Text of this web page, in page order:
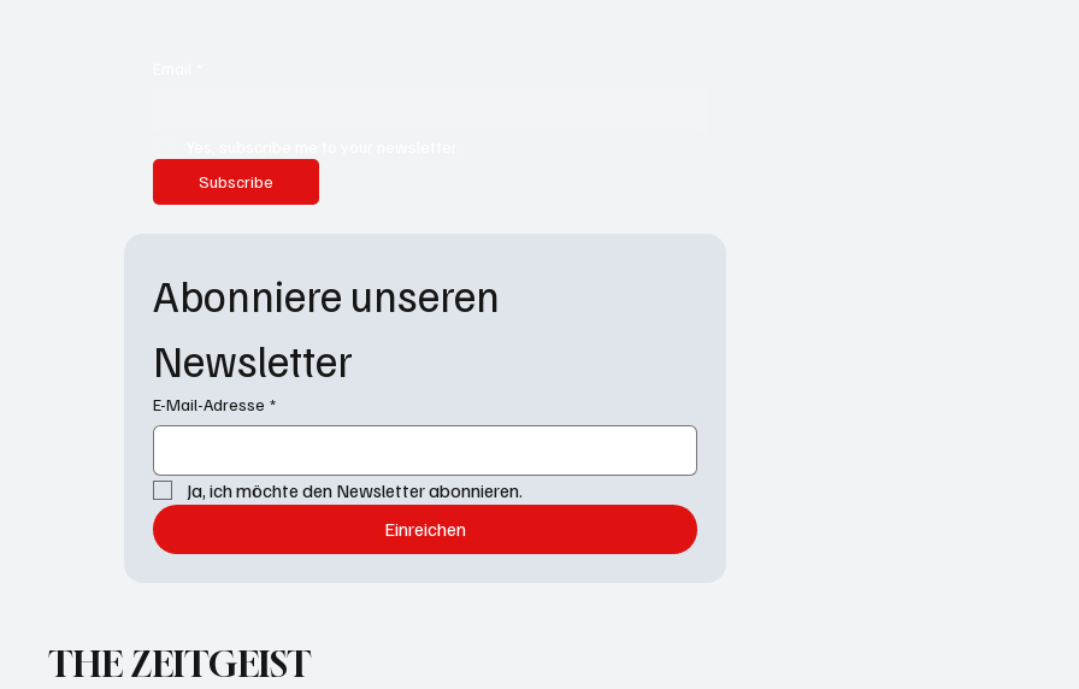
Subscribe
Abonniere unseren
Newsletter
E-Mail-Adresse *
Ja, ich möchte den Newsletter abonnieren.
Einreichen
THE ZEITGEIST